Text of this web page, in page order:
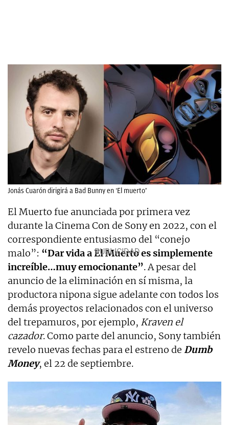
Jonás Cuarón dirigirá a Bad Bunny en ‘El muerto’
El Muerto fue anunciada por primera vez
durante la Cinema Con de Sony en 2022, con el
correspondiente entusiasmo del “conejo
malo”: “Dar vida a El Muerto es simplemente
increíble…muy emocionante”. A pesar del
anuncio de la eliminación en sí misma, la
productora nipona sigue adelante con todos los
demás proyectos relacionados con el universo
del trepamuros, por ejemplo, Kraven el
cazador. Como parte del anuncio, Sony también
revelo nuevas fechas para el estreno de Dumb
Money, el 22 de septiembre.